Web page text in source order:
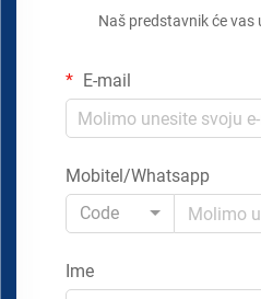
Naš predstavnik će
E-mail
Mobitel/Whatsapp
Code
Ime